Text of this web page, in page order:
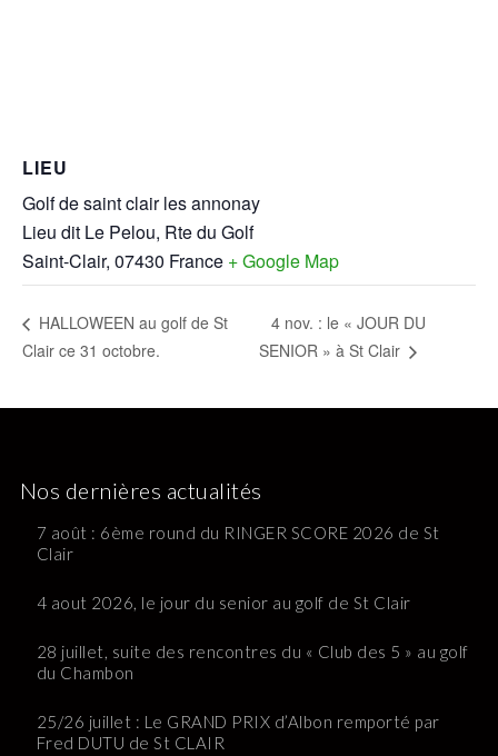
LIEU
Golf de saint clair les annonay
Lieu dit Le Pelou, Rte du Golf
Saint-Clair, 07430 France + Google Map
HALLOWEEN au golf de St
Clair ce 31 octobre.
4 nov. : le « JOUR DU
SENIOR » à St Clair
Nos dernières actualités
7 août : 6ème round du RINGER SCORE 2026 de St
Clair
4 aout 2026, le jour du senior au golf de St Clair
28 juillet, suite des rencontres du « Club des 5 » au golf
du Chambon
25/26 juillet : Le GRAND PRIX d’Albon remporté par
Fred DUTU de St CLAIR